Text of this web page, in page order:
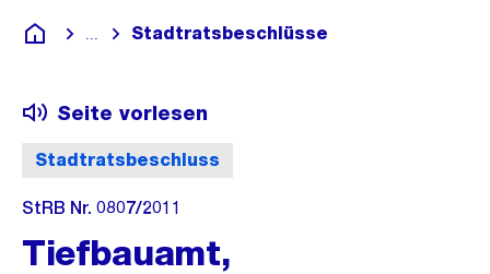
Deutsch
Blende alle Breadcrumbs ein
Stadtratsbeschlüsse
Stadtratsbeschluss
Seite vorlesen
StRB Nr. 0807/2011
Tiefbauamt,